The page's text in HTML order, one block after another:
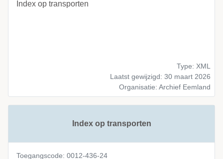
Index op transporten
Type: XML
Laatst gewijzigd: 30 maart 2026
Organisatie: Archief Eemland
Index op transporten
Toegangscode: 0012-436-24